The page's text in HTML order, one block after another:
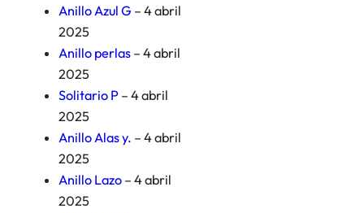
Anillo Azul G – 4 abril
2025
Anillo perlas – 4 abril
2025
Solitario P – 4 abril
2025
Anillo Alas y. – 4 abril
2025
Anillo Lazo – 4 abril
2025